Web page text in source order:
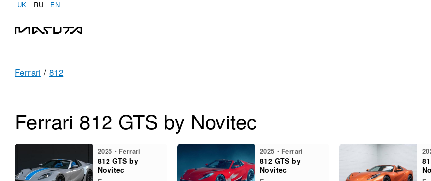
UK RU EN
Ferrari / 812
Ferrari 812 GTS by Novitec
2025・Ferrari
812 GTS by
Novitec
2025・Ferrari
812 GTS by
Novitec